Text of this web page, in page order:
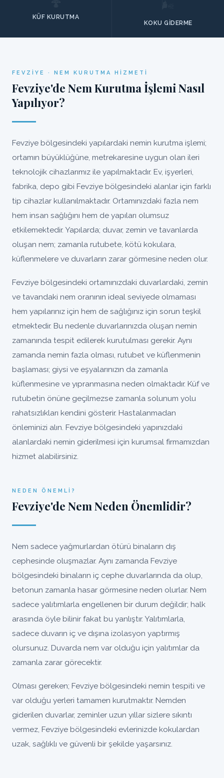
KÜF KURUTMA
KOKU GIDERME
FEVZIYE · NEM KURUTMA HIZMETI
Fevziye'de Nem Kurutma İşlemi Nasıl
Yapılıyor?
Fevziye bölgesindeki yapılardaki nemin kurutma işlemi;
ortamın büyüklüğüne, metrekaresine uygun olan ileri
teknolojik cihazlarımız ile yapılmaktadır. Ev, işyerleri,
fabrika, depo gibi Fevziye bölgesindeki alanlar için farklı
tip cihazlar kullanılmaktadır. Ortamınızdaki fazla nem
hem insan sağlığını hem de yapıları olumsuz
etkilemektedir. Yapılarda; duvar, zemin ve tavanlarda
oluşan nem; zamanla rutubete, kötü kokulara,
küflenmelere ve duvarların zarar görmesine neden olur.
Fevziye bölgesindeki ortamınızdaki duvarlardaki, zemin
ve tavandaki nem oranının ideal seviyede olmaması
hem yapılarınız için hem de sağlığınız için sorun teşkil
etmektedir. Bu nedenle duvarlarınızda oluşan nemin
zamanında tespit edilerek kurutulması gerekir. Aynı
zamanda nemin fazla olması, rutubet ve küflenmenin
başlaması; giysi ve eşyalarınızın da zamanla
küflenmesine ve yıpranmasına neden olmaktadır. Küf ve
rutubetin önüne geçilmezse zamanla solunum yolu
rahatsızlıkları kendini gösterir. Hastalanmadan
önleminizi alın. Fevziye bölgesindeki yapınızdaki
alanlardaki nemin giderilmesi için kurumsal firmamızdan
hizmet alabilirsiniz.
NEDEN ÖNEMLI?
Fevziye'de Nem Neden Önemlidir?
Nem sadece yağmurlardan ötürü binaların dış
cephesinde oluşmazlar. Aynı zamanda Fevziye
bölgesindeki binaların iç cephe duvarlarında da olup,
betonun zamanla hasar görmesine neden olurlar. Nem
sadece yalıtımlarla engellenen bir durum değildir; halk
arasında öyle bilinir fakat bu yanlıştır. Yalıtımlarla,
sadece duvarın iç ve dışına izolasyon yaptırmış
olursunuz. Duvarda nem var olduğu için yalıtımlar da
zamanla zarar görecektir.
Olması gereken; Fevziye bölgesindeki nemin tespiti ve
var olduğu yerleri tamamen kurutmaktır. Nemden
giderilen duvarlar, zeminler uzun yıllar sizlere sıkıntı
vermez, Fevziye bölgesindeki evlerinizde kokulardan
uzak, sağlıklı ve güvenli bir şekilde yaşarsınız.